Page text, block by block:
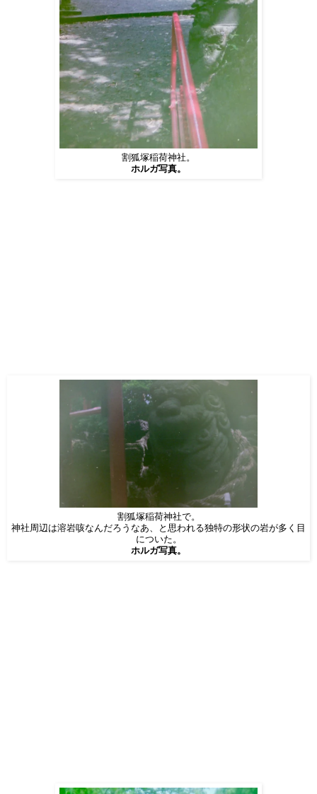
割狐塚稲荷神社。
ホルガ写真。
割狐塚稲荷神社で。
神社周辺は溶岩咳なんだろうなあ、と思われる独特の形状の岩が多く目
についた。
ホルガ写真。